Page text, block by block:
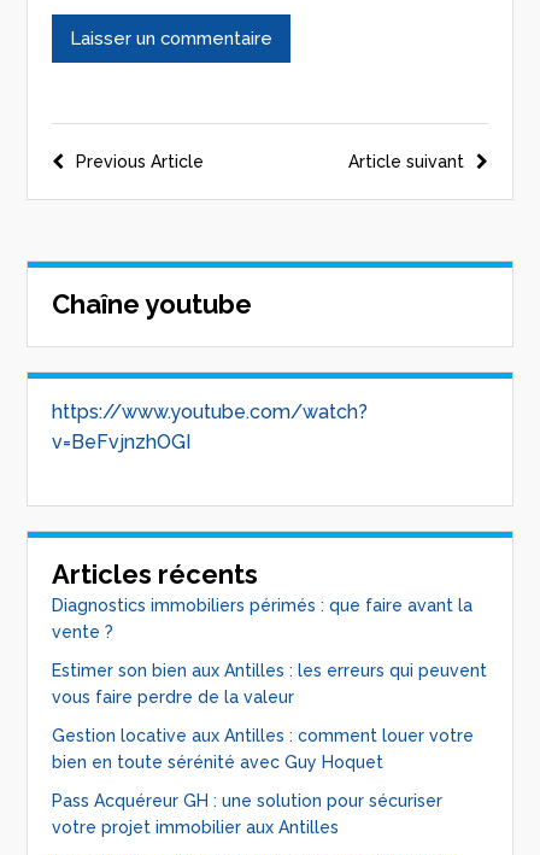
Article suivant
Previous Article
Chaîne youtube
https://www.youtube.com/watch?
v=BeFvjnzhOGI
Articles récents
Diagnostics immobiliers périmés : que faire avant la
vente ?
Estimer son bien aux Antilles : les erreurs qui peuvent
vous faire perdre de la valeur
Gestion locative aux Antilles : comment louer votre
bien en toute sérénité avec Guy Hoquet
Pass Acquéreur GH : une solution pour sécuriser
votre projet immobilier aux Antilles